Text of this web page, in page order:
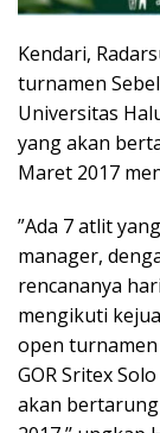
Kendari,
turnamen
Universitas
yang akan
Maret 2017
”Ada 7 atlit
manager,
rencananya
mengikuti
open turnamen
GOR Sritex
akan